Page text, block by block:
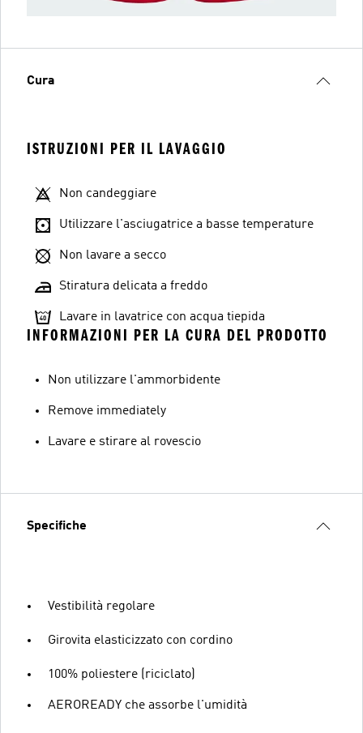
Cura
ISTRUZIONI PER IL LAVAGGIO
Non candeggiare
Utilizzare l'asciugatrice a basse temperature
Non lavare a secco
Stiratura delicata a freddo
Lavare in lavatrice con acqua tiepida
INFORMAZIONI PER LA CURA DEL PRODOTTO
Non utilizzare l'ammorbidente
Remove immediately
Lavare e stirare al rovescio
Specifiche
Vestibilità regolare
Girovita elasticizzato con cordino
100% poliestere (riciclato)
AEROREADY che assorbe l'umidità